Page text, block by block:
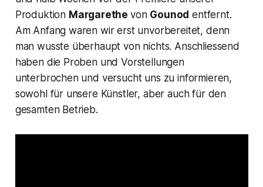
Produktion Margarethe von Gounod entfernt.
Am Anfang waren wir erst unvorbereitet, denn
man wusste überhaupt von nichts. Anschliessend
haben die Proben und Vorstellungen
unterbrochen und versucht uns zu informieren,
sowohl für unsere Künstler, aber auch für den
gesamten Betrieb.